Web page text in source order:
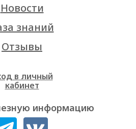
Новости
знаний
Отзывы
в личный
кабинет
информацию